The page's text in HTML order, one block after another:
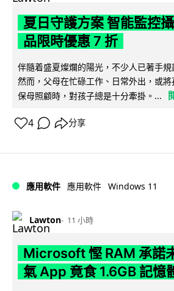
夏日守護方案 智能監控
品限時優惠 7 折
伴隨着盛夏燦爛的陽光，不少人已著手規
然而，父母在忙碌工作、日常外出，或
保母照顧時，對孩子總是十分牽掛。...
4 分享
應用軟件 應用軟件 Windows 11
Lawton 11 小時
Microsoft 慳 RAM 承諾
氣 App 竟食 1.6GB 記憶